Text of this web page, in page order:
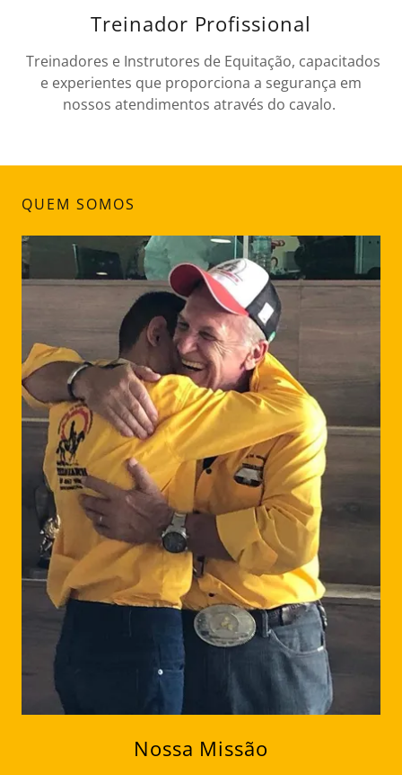
Treinador Profissional
Treinadores e Instrutores de Equitação, capacitados
e experientes que proporciona a segurança em
nossos atendimentos através do cavalo.
QUEM SOMOS
Nossa Missão